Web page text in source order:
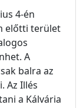
4-én
előtti terület
A
balra az
Az Illés
a Kálvária